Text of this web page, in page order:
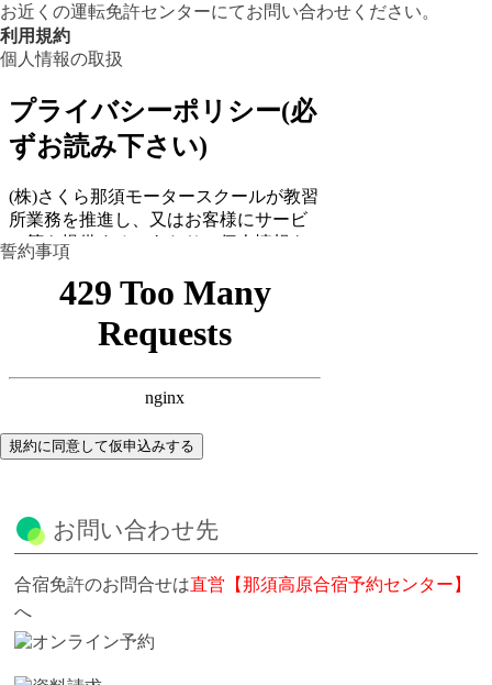
お近くの運転免許センターにてお問い合わせください。
利用規約
個人情報の取扱
誓約事項
規約に同意して仮申込みする
お問い合わせ先
合宿免許のお問合せは直営【那須高原合宿予約センター】
へ